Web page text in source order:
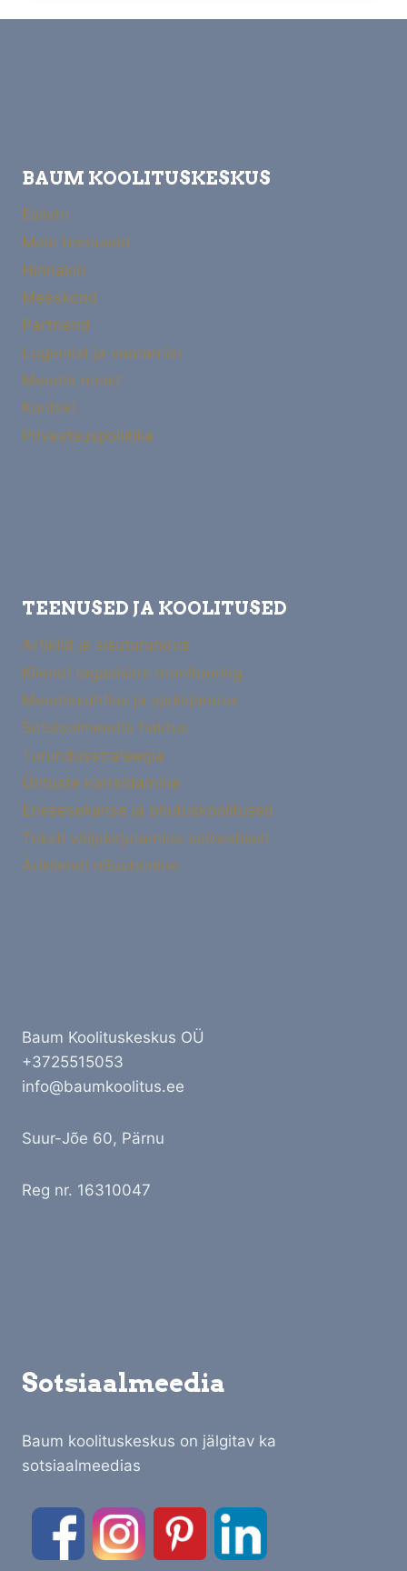
BAUM KOOLITUSKESKUS
Esileht
Meie teenused
Hinnakiri
Meeskond
Partnerid
Lugemist ja vaatamist
Meedia meist
Kontakt
Privaatsuspoliitika
TEENUSED JA KOOLITUSED
Artiklid ja sisuturundus
Kliendi tagasiside monitooring
Meediasuhtlus ja ajakirjandus
Sotsiaalmeedia haldus
Turundusstrateegia
Ürituste korraldamine
Enesesekaitse ja ohutuskoolitused
Teksti väljakirjutamine salvestiselt
Ärikliendi nõustamine
Baum Koolituskeskus OÜ
+3725515053
info@baumkoolitus.ee
Suur-Jõe 60, Pärnu
Reg nr. 16310047
Sotsiaalmeedia
Baum koolituskeskus on jälgitav ka
sotsiaalmeedias